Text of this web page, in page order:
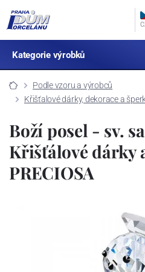
Kategorie výrobků
Podle vzoru a výrobců
Křišťalové dárky, dekorace a
Boží posel - sv.
Křišťálové dárky
PRECIOSA